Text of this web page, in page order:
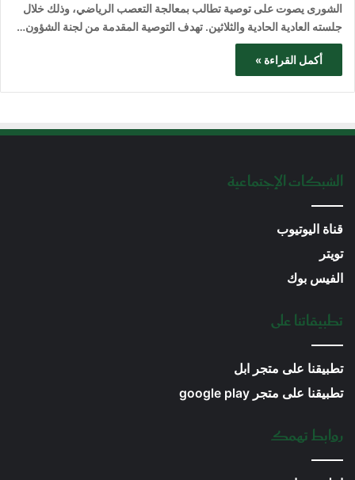
الشورى يصوت على توصية تطالب بمعالجة التعصب الرياضي، وذلك خلال
جلسته العادية الحادية والثلاثين. تهدف التوصية المقدمة من لجنة الشؤون…
أكمل القراءة »
الشبكات الإجتماعية
قناة اليوتيوب
تويتر
الفيس بوك
تطبيقاتنا على
تطبيقنا على متجر ابل
تطبيقنا على متجر google play
روابط تهمك